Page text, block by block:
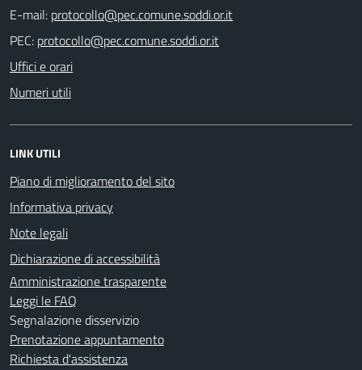
E-mail:
PEC:
Uffici e orari
Numeri utili
LINK UTILI
Piano di miglioramento del sito
Informativa privacy
Note legali
Dichiarazione di accessibilità
Amministrazione trasparente
Leggi le FAQ
Segnalazione disservizio
Prenotazione appuntamento
Richiesta d'assistenza